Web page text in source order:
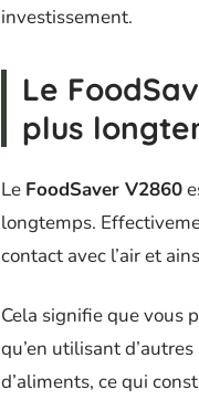
investissement.
Le
plus
Le FoodSaver V2860
longtemps.
contact avec l’air et
Cela signifie que vous
qu’en utilisant
d’aliments, ce qui